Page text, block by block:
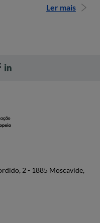
Ler mais
2 - 1885 Moscavide,